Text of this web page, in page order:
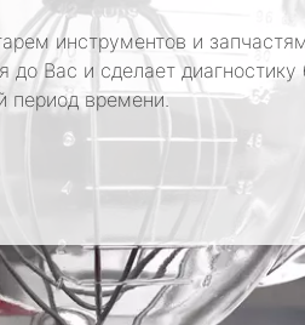
инструментов и
до Вас и сделает диагностику
период времени.